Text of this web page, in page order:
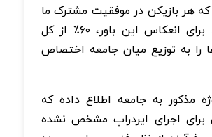
هر بازیکن در موفقیت مشترک ما
سهیم است. برای انعکاس این باور، ۶۰٪ از کل
را به توزیع میان جامعه اختصاص
مذکور به جامعه اطلاع داده که
برای اجرای ایردراپ مشخص نشده